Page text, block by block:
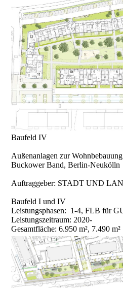
Baufeld IV
Außenanlagen zur
Buckower Band, Berlin-Neukölln
Auftraggeber: STADT UND
Baufeld I und IV
Leistungsphasen: 1-4, FLB für
Leistungszeitraum: 2020-
Gesamtfläche: 6.950 m², 7.490 m²